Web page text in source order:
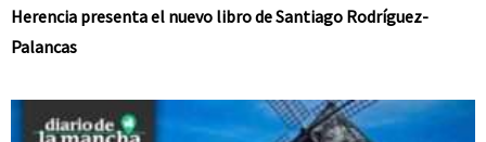
Herencia presenta el nuevo libro de Santiago Rodríguez-
Palancas